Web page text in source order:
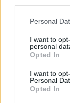
Please note that
not limited to
grant or deny
use your data
consent section.
Personal
I want to
personal
Opted In
I want to
Personal
Opted In
¿Quién es
durante la
La biografía de
GENTE